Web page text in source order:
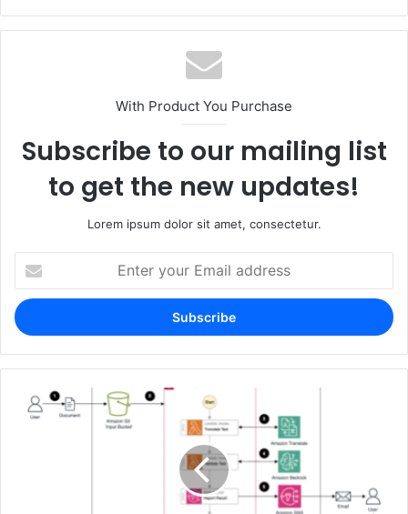
With Product You Purchase
Subscribe to our mailing list
to get the new updates!
Lorem ipsum dolor sit amet, consectetur.
your
Email
address